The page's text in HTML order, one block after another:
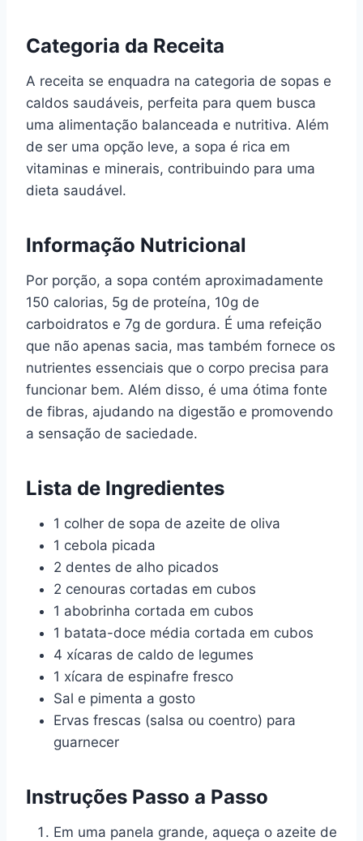
Categoria da Receita
A receita se enquadra na categoria de sopas e
caldos saudáveis, perfeita para quem busca
uma alimentação balanceada e nutritiva. Além
de ser uma opção leve, a sopa é rica em
vitaminas e minerais, contribuindo para uma
dieta saudável.
Informação Nutricional
Por porção, a sopa contém aproximadamente
150 calorias, 5g de proteína, 10g de
carboidratos e 7g de gordura. É uma refeição
que não apenas sacia, mas também fornece os
nutrientes essenciais que o corpo precisa para
funcionar bem. Além disso, é uma ótima fonte
de fibras, ajudando na digestão e promovendo
a sensação de saciedade.
Lista de Ingredientes
1 colher de sopa de azeite de oliva
1 cebola picada
2 dentes de alho picados
2 cenouras cortadas em cubos
1 abobrinha cortada em cubos
1 batata-doce média cortada em cubos
4 xícaras de caldo de legumes
1 xícara de espinafre fresco
Sal e pimenta a gosto
Ervas frescas (salsa ou coentro) para
guarnecer
Instruções Passo a Passo
Em uma panela grande, aqueça o azeite de